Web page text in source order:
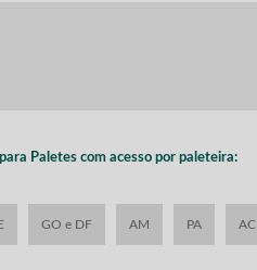
Paletes com acesso por paleteira:
GO e DF AM PA AC